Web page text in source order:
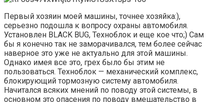
Первый хозяин моей машины, точнее хозяйка:),
серьезно подошла к вопросу охраны автомобиля.
Установлен BLACK BUG, Техноблок и еще кое что;) Сам
бы я конечно так не заморачивался, тем более сейчас
наверное это уже не актуально для этой машины.
Однако имея все это, грех было бы этим не
пользоваться. Техноблок — механический комплекс,
блокирующий тормозную систему автомобиля.
Начитался всяких мнений по поводу этой системы, в
основном это опасения по поводу вмешательство в